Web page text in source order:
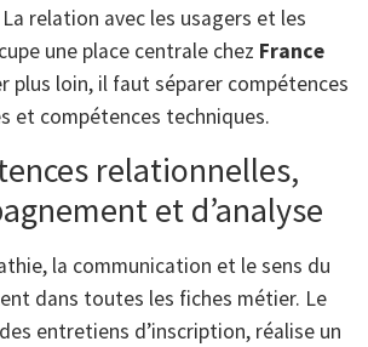
relation avec les usagers et les
une place centrale chez France
plus loin, il faut séparer compétences
et compétences techniques.
relationnelles,
et d’analyse
la communication et le sens du
dans toutes les fiches métier. Le
entretiens d’inscription, réalise un